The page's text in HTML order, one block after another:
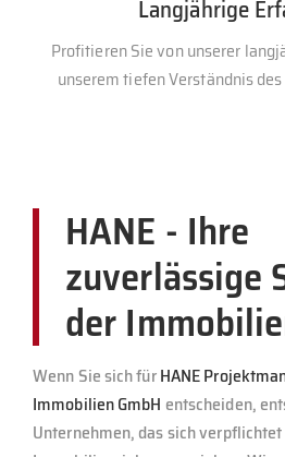
Langjährige
Profitieren Sie von unserer
unserem tiefen Verständnis
HANE - Ihre
zuverlässige
der
Wenn Sie sich fürHANE
Immobilien GmbH entscheiden,
Unternehmen, das sich verpflichtet